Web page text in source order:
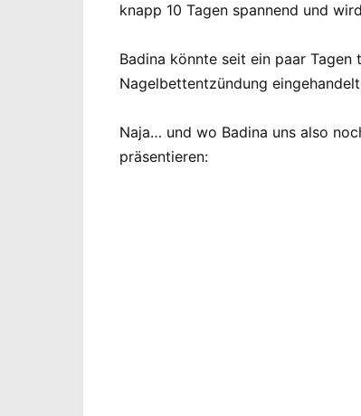
knapp 10 Tagen spannend und
Badina könnte seit ein paar
Nagelbettentzündung
Naja… und wo Badina uns also
präsentieren: